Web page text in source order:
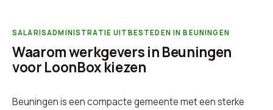
SALARISADMINISTRATIE UITBESTEDEN IN BEUNINGEN
Waarom werkgevers in Beuningen
voor LoonBox kiezen
Beuningen is een compacte gemeente met een sterke